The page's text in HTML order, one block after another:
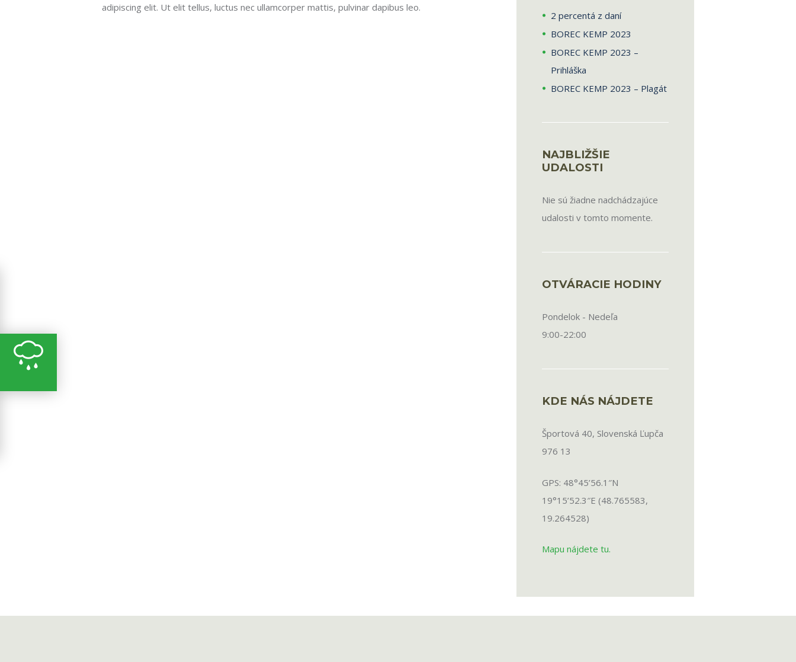
adipiscing elit. Ut elit tellus, luctus nec ullamcorper mattis, pulvinar dapibus leo.
2 percentá z daní
BOREC KEMP 2023
BOREC KEMP 2023 –
Prihláška
BOREC KEMP 2023 – Plagát
NAJBLIŽŠIE
UDALOSTI
Nie sú žiadne nadchádzajúce
udalosti v tomto momente.
OTVÁRACIE HODINY
Pondelok - Nedeľa
9:00-22:00
KDE NÁS NÁJDETE
Športová 40, Slovenská Ľupča
976 13
GPS: 48°45’56.1″N
19°15’52.3″E (48.765583,
19.264528)
Mapu nájdete tu.